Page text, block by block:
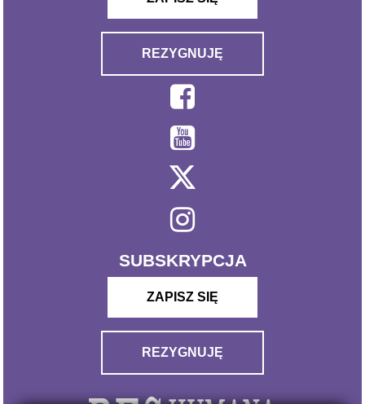
REZYGNUJĘ
SUBSKRYPCJA
ZAPISZ SIĘ
REZYGNUJĘ